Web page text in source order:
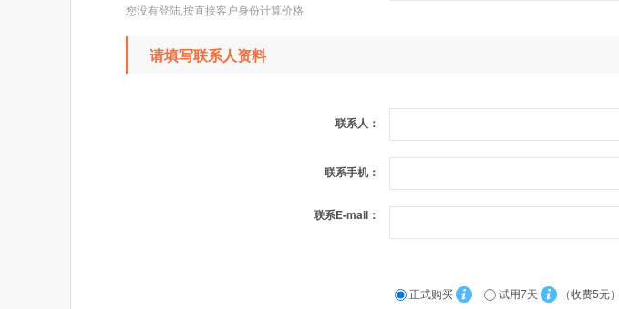
您没有登陆,按直接客户身份计算价格
请填写联系人资料
联系人：
联系手机：
联系E-mail：
正式购买 试用7天
（收费5元）